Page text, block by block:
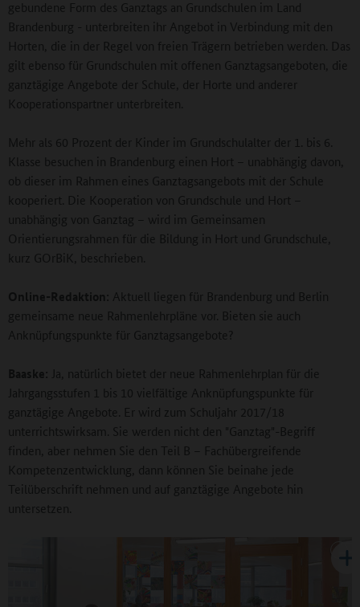
gebundene Form des Ganztags an Grundschulen im Land
Brandenburg - unterbreiten ihr Angebot in Verbindung mit den
Horten, die in der Regel von freien Trägern betrieben werden. Das
gilt ebenso für Grundschulen mit offenen Ganztagsangeboten, die
ganztägige Angebote der Schule, der Horte und anderer
Kooperationspartner unterbreiten.
Mehr als 60 Prozent der Kinder im Grundschulalter der 1. bis 6.
Klasse besuchen in Brandenburg einen Hort – unabhängig davon,
ob dieser im Rahmen eines Ganztagsangebots mit der Schule
kooperiert. Die Kooperation von Grundschule und Hort –
unabhängig von Ganztag – wird im Gemeinsamen
Orientierungsrahmen für die Bildung in Hort und Grundschule,
kurz GOrBiK, beschrieben.
Online-Redaktion: Aktuell liegen für Brandenburg und Berlin
gemeinsame neue Rahmenlehrpläne vor. Bieten sie auch
Anknüpfungspunkte für Ganztagsangebote?
Baaske:
Ja, natürlich bietet der neue Rahmenlehrplan für die
Jahrgangsstufen 1 bis 10 vielfältige Anknüpfungspunkte für
ganztägige Angebote. Er wird zum Schuljahr 2017/18
unterrichtswirksam. Sie werden nicht den "Ganztag"-Begriff
finden, aber nehmen Sie den Teil B – Fachübergreifende
Kompetenzentwicklung, dann können Sie beinahe jede
Teilüberschrift nehmen und auf ganztägige Angebote hin
untersetzen.